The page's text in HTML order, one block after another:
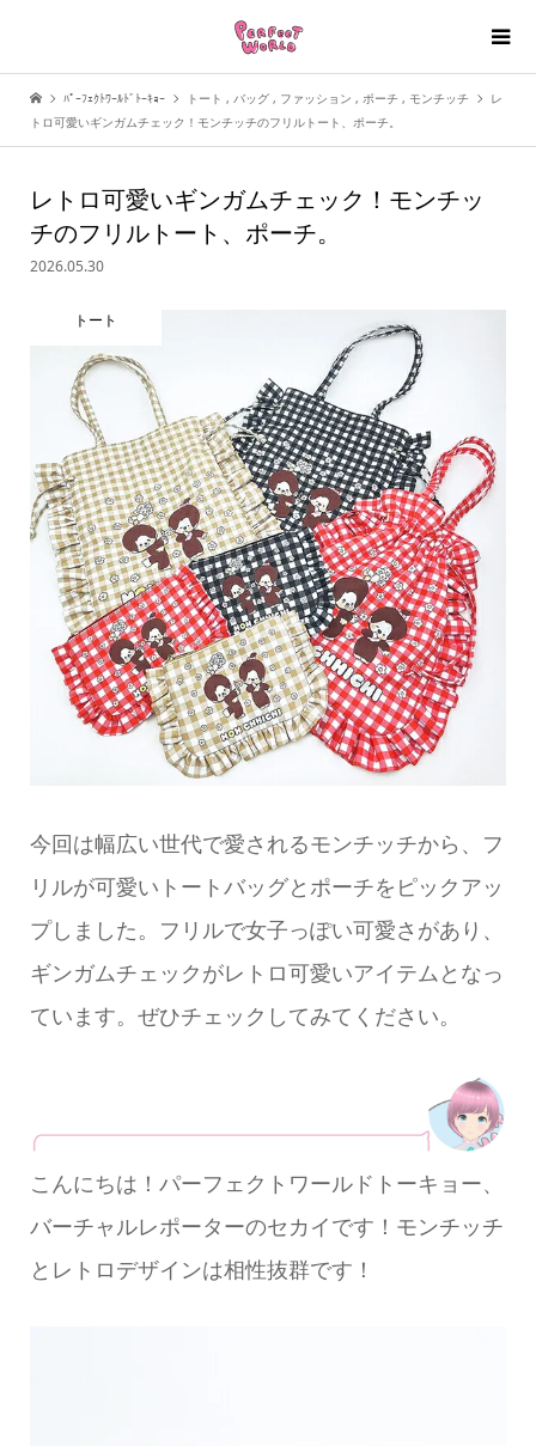
ﾊﾟｰﾌｪｸﾄﾜｰﾙﾄﾞﾄｰｷｮｰ トート , バッグ , ファッション , ポーチ , モンチッチ
レ
トロ可愛いギンガムチェック！モンチッチのフリルトート、ポーチ。
レトロ可愛いギンガムチェック！モンチッ
チのフリルトート、ポーチ。
2026.05.30
トート
今回は幅広い世代で愛されるモンチッチから、フ
リルが可愛いトートバッグとポーチをピックアッ
プしました。フリルで女子っぽい可愛さがあり、
ギンガムチェックがレトロ可愛いアイテムとなっ
ています。ぜひチェックしてみてください。
こんにちは！パーフェクトワールドトーキョー、
バーチャルレポーターのセカイです！モンチッチ
とレトロデザインは相性抜群です！